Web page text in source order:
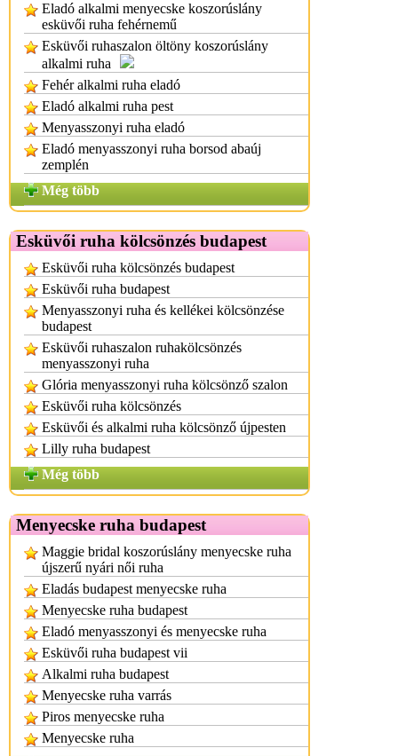
Eladó alkalmi menyecske koszorúslány
esküvői ruha fehérnemű
Esküvői ruhaszalon öltöny koszorúslány
alkalmi ruha
Fehér alkalmi ruha eladó
Eladó alkalmi ruha pest
Menyasszonyi ruha eladó
Eladó menyasszonyi ruha borsod abaúj
zemplén
Még több
Esküvői ruha kölcsönzés budapest
Esküvői ruha kölcsönzés budapest
Esküvői ruha budapest
Menyasszonyi ruha és kellékei kölcsönzése
budapest
Esküvői ruhaszalon ruhakölcsönzés
menyasszonyi ruha
Glória menyasszonyi ruha kölcsönző szalon
Esküvői ruha kölcsönzés
Esküvői és alkalmi ruha kölcsönző újpesten
Lilly ruha budapest
Még több
Menyecske ruha budapest
Maggie bridal koszorúslány menyecske ruha
újszerű nyári női ruha
Eladás budapest menyecske ruha
Menyecske ruha budapest
Eladó menyasszonyi és menyecske ruha
Esküvői ruha budapest vii
Alkalmi ruha budapest
Menyecske ruha varrás
Piros menyecske ruha
Menyecske ruha